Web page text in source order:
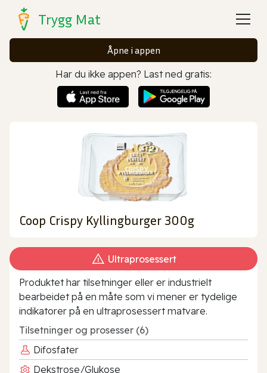
Trygg Mat
Åpne i appen
Har du ikke appen? Last ned gratis:
Coop Crispy Kyllingburger 300g
Ultraprosessert
Produktet har tilsetninger eller er industrielt
bearbeidet på en måte som vi mener er tydelige
indikatorer på en ultraprosessert matvare.
Tilsetninger og prosesser (6)
Difosfater
Dekstrose/Glukose